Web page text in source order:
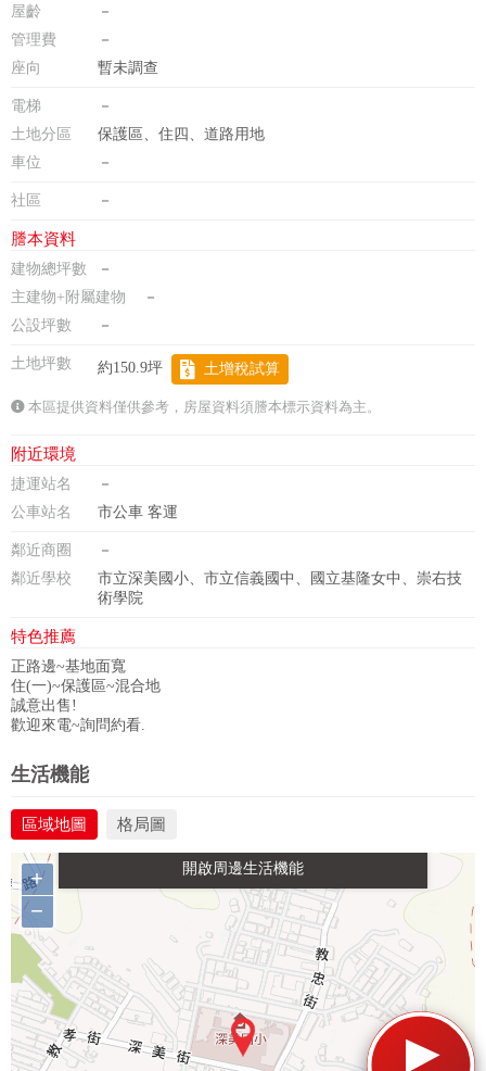
屋齡
－
管理費
－
座向
暫未調查
電梯
－
土地分區
保護區、住四、道路用地
車位
－
社區 －
謄本資料
建物總坪數
－
主建物+附屬建物
－
公設坪數
－
土地坪數 約150.9坪 土增稅試算
本區提供資料僅供參考，房屋資料須謄本標示資料為主。
附近環境
捷運站名
－
公車站名
市公車 客運
鄰近商圈
－
鄰近學校
市立深美國小、市立信義國中、國立基隆女中、崇右技
術學院
特色推薦
正路邊~基地面寬
住(一)~保護區~混合地
誠意出售!
歡迎來電~詢問約看.
生活機能
區域地圖 格局圖
生活購物
+
−